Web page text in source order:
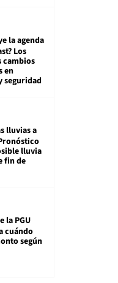
la agenda
Los
cambios
en
seguridad
lluvias a
lluvia
fin de
la PGU
cuándo
según